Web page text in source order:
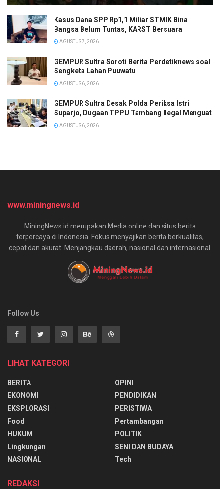
Kasus Dana SPP Rp1,1 Miliar STMIK Bina
Bangsa Belum Tuntas, KARST Bersuara
AGUSTUS 7, 2026
GEMPUR Sultra Soroti Berita Perdetiknews soal
Sengketa Lahan Puuwatu
AGUSTUS 6, 2026
GEMPUR Sultra Desak Polda Periksa Istri
Suparjo, Dugaan TPPU Tambang Ilegal Menguat
AGUSTUS 6, 2026
www.miningnews.id
MiningNews.id merupakan Media online dan situs berita
terpercaya di Indonesia. Fokus menyajikan berita berkualitas,
cepat dan akurat. Menjangkau daerah, nasional dan internasional.
Follow Us
LIHAT KATEGORI
BERITA
EKONOMI
EKSPLORASI
Food
HUKUM
Lingkungan
NASIONAL
OPINI
PENDIDIKAN
PERISTIWA
Pertambangan
POLITIK
SENI DAN BUDAYA
Tech
REDAKSI